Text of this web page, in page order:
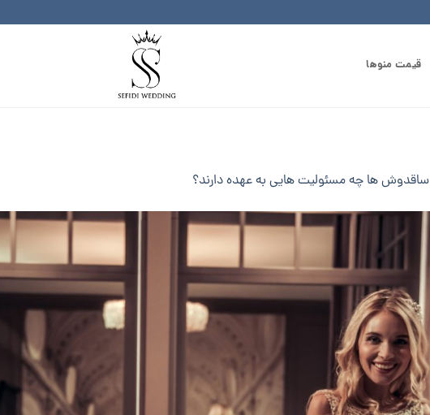
قیمت منوها
ساقدوش ها چه مسئولیت هایی به عهده دارند؟